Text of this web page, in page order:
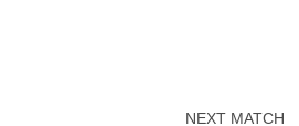
NEXT MATCH